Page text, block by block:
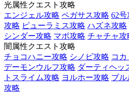
光属性クエスト攻略
エンジェル攻略 ペガサス攻略 62号
攻略 ピューラミス攻略 ハズネ攻略
シンダー攻略 マボ攻略 チャチャ攻
闇属性クエスト攻略
チョコハニー攻略 シノビ攻略 コ
デーモンウルフ攻略 ダーティヘッ
トスライム攻略 ヨルホー攻略 ブル
攻略